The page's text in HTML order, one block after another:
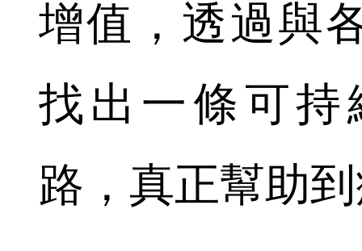
增值，透過與
找出一條可持
路，真正幫助